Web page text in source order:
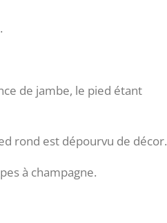
de jambe, le pied étant
rond est dépourvu de décor.
à champagne.